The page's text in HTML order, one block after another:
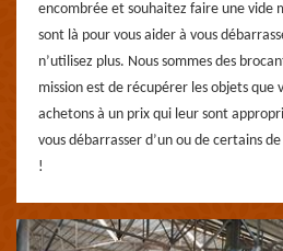
encombrée et souhaitez faire une vide
sont là pour vous aider à vous
n’utilisez plus. Nous sommes des
mission est de récupérer les objets que
achetons à un prix qui leur sont
vous débarrasser d’un ou de certains
!